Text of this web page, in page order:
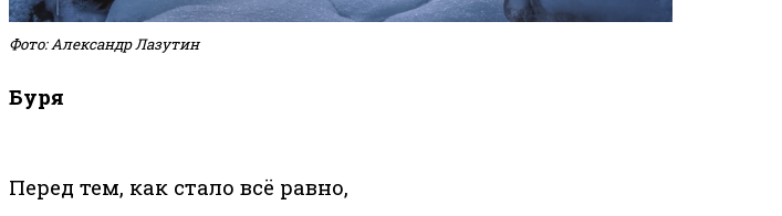
Фото: Александр Лазутин
Буря
Перед тем, как стало всё равно,